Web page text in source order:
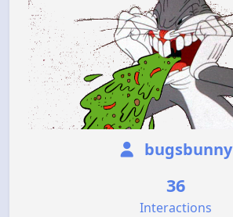
bugsbunny
36
Interactions